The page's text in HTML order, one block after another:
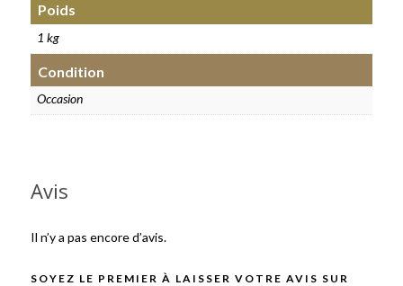
Poids
1 kg
Condition
Occasion
Avis
Il n’y a pas encore d’avis.
SOYEZ LE PREMIER À LAISSER VOTRE AVIS SUR